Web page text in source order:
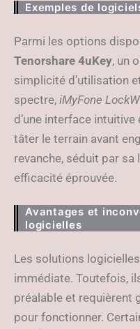
Exemples de
Parmi les options
Tenorshare 4uKey, un
simplicité d’utilisation
spectre, iMyFone
d’une interface
tâter le terrain avant
revanche, séduit par
efficacité éprouvée.
Avantages et
logicielles
Les solutions
immédiate. Toutefois,
préalable et requièrent
pour fonctionner.